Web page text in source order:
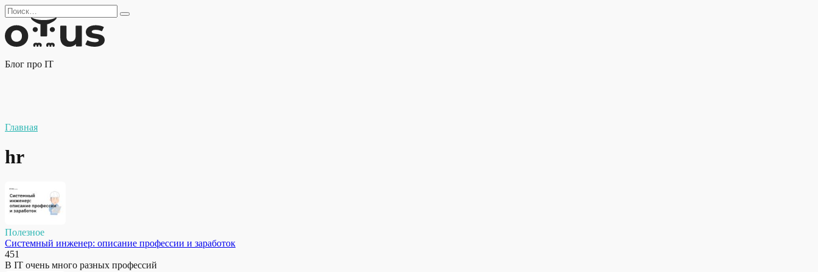
Перейти
к
содержанию
Search
for:
Блог про IT
Главная
hr
Полезное
Системный инженер: описание профессии и заработок
451
В IT очень много разных профессий